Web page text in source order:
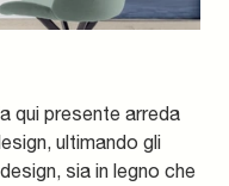
qui presente arreda
ultimando gli
sia in legno che